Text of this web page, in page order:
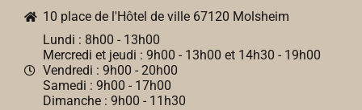
10 place de l'Hôtel de ville 67120 Molsheim
Lundi : 8h00 - 13h00
Mercredi et jeudi : 9h00 - 13h00 et 14h30 - 19h00
Vendredi : 9h00 - 20h00
Samedi : 9h00 - 17h00
Dimanche : 9h00 - 11h30